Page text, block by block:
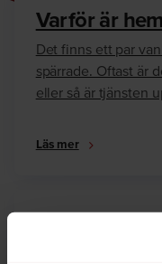
Varför är
Det finns ett par
spärrade. Oftast är
eller så är tjänsten
Läs mer
Är du ägare till